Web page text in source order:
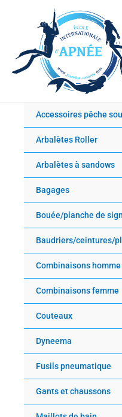
Accessoires pêche
Arbalètes Roller
Arbalètes à sandows
Bagages
Bouée/planche de
Baudriers/ceintures/
Combinaisons homme
Combinaisons femme
Couteaux
Dyneema
Fusils pneumatique
Gants et chaussons